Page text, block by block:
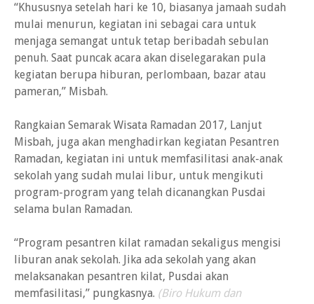
“Khususnya setelah hari ke 10, biasanya jamaah sudah
mulai menurun, kegiatan ini sebagai cara untuk
menjaga semangat untuk tetap beribadah sebulan
penuh. Saat puncak acara akan diselegarakan pula
kegiatan berupa hiburan, perlombaan, bazar atau
pameran,” Misbah.
Rangkaian Semarak Wisata Ramadan 2017, Lanjut
Misbah, juga akan menghadirkan kegiatan Pesantren
Ramadan, kegiatan ini untuk memfasilitasi anak-anak
sekolah yang sudah mulai libur, untuk mengikuti
program-program yang telah dicanangkan Pusdai
selama bulan Ramadan.
“Program pesantren kilat ramadan sekaligus mengisi
liburan anak sekolah. Jika ada sekolah yang akan
melaksanakan pesantren kilat, Pusdai akan
memfasilitasi,” pungkasnya. (Biro Hukum dan